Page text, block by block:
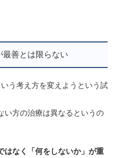
善とは限らない
う考え方を変えようという試
い方の治療は異なるというの
はなく「何をしないか」が重